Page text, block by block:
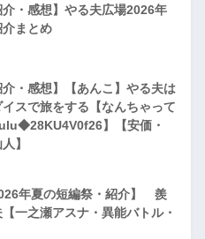
介・感想】やる夫広場2026年
まとめ
介・感想】【あんこ】やる夫は
スで旅をする【なんちゃって
】【安価・
】
年夏の短編祭・紹介】 羨
一之瀬アスナ・異能バトル・